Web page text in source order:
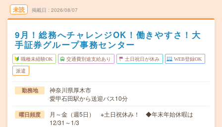
未読 掲載日 2026/08/07
9月！総務へチャレンジOK！働きやすさ！大
手証券グループ事務センター
職種未経験OK 交通費別途支給あり 土日祝日が休み WEB登録OK
派遣
勤務地
神奈川県厚木市
愛甲石田駅から送迎バス10分
曜日頻度
月～金（週5日） ※土日祝休み！ ◆年末年始休暇は
12/31～1/3